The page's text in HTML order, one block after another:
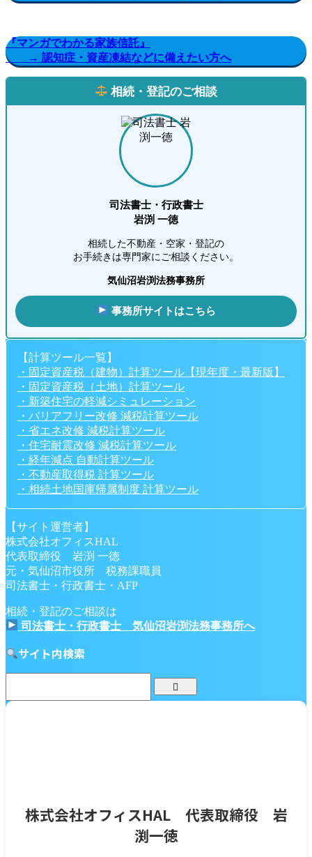
『マンガでわかる家族信託』
→ 認知症・資産凍結などに備えたい方へ
相続・登記のご相談
司法書士・行政書士
岩渕 一徳
相続した不動産・空家・登記の
お手続きは専門家にご相談ください。
気仙沼岩渕法務事務所
事務所サイトはこちら
【計算ツール一覧】
・固定資産税（建物）計算ツール【現年度・最新版】
・固定資産税（土地）計算ツール
・新築住宅の軽減シミュレーション
・バリアフリー改修 減税計算ツール
・省エネ改修 減税計算ツール
・住宅耐震改修 減税計算ツール
・経年減点 自動計算ツール
・不動産取得税 計算ツール
・相続土地国庫帰属制度 計算ツール
【サイト運営者】
株式会社オフィスHAL
代表取締役 岩渕 一徳
元・気仙沼市役所 税務課職員
司法書士・行政書士・AFP
相続・登記のご相談は
司法書士・行政書士 気仙沼岩渕法務事務所へ
サイト内検索
株式会社オフィスHAL 代表取締役 岩
渕一徳